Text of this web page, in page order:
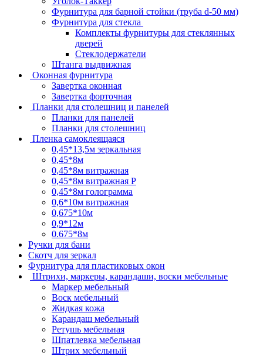
Фурнитура для барной стойки (труба d-50 мм)
Фурнитура для стекла
Комплекты фурнитуры для стеклянных
дверей
Стеклодержатели
Штанга выдвижная
Оконная фурнитура
Завертка оконная
Завертка форточная
Планки для столешниц и панелей
Планки для панелей
Планки для столешниц
Пленка самоклеящаяся
0,45*13,5м зеркальная
0,45*8м
0,45*8м витражная
0,45*8м витражная Р
0,45*8м голограмма
0,6*10м витражная
0,675*10м
0,9*12м
0.675*8м
Ручки для бани
Скотч для зеркал
Фурнитура для пластиковых окон
Штрихи, маркеры, карандаши, воски мебельные
Маркер мебельный
Воск мебельный
Жидкая кожа
Карандаш мебельный
Ретушь мебельная
Шпатлевка мебельная
Штрих мебельный